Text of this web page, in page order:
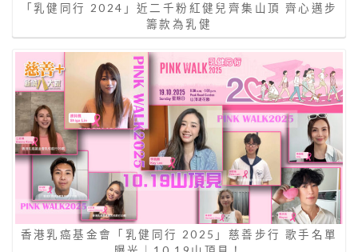
「乳健同行 2024」近二千粉紅健兒齊集山頂 齊心邁步
籌款為乳健
香港乳癌基金會「乳健同行 2025」慈善步行 歌手名單